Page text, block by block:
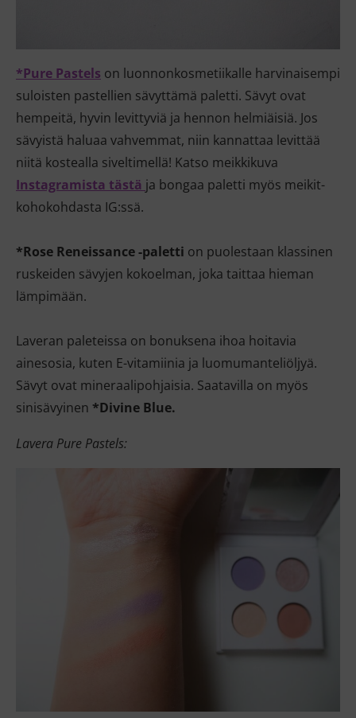
*Pure Pastels on luonnonkosmetiikalle harvinaisempi
suloisten pastellien sävyttämä paletti. Sävyt ovat
hempeitä, hyvin levittyviä ja hennon helmiäisiä. Jos
sävyistä haluaa vahvemmat, niin kannattaa levittää
niitä kostealla siveltimellä! Katso meikkikuva
Instagramista tästä ja bongaa paletti myös meikit-
kohokohdasta IG:ssä.
*Rose Reneissance -paletti on puolestaan klassinen
ruskeiden sävyjen kokoelman, joka taittaa hieman
lämpimään.
Laveran paleteissa on bonuksena ihoa hoitavia
ainesosia, kuten E-vitamiinia ja luomumanteliöljyä.
Sävyt ovat mineraalipohjaisia. Saatavilla on myös
sinisävyinen *Divine Blue.
Lavera Pure Pastels: